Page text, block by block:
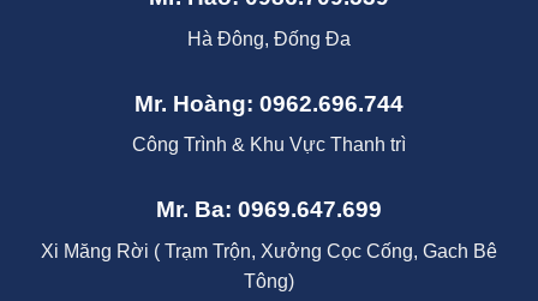
Hà Đông, Đống Đa
Mr. Hoàng: 0962.696.744
Công Trình & Khu Vực Thanh trì
Mr. Ba: 0969.647.699
Xi Măng Rời ( Trạm Trộn, Xưởng Cọc Cống, Gach Bê
Tông)